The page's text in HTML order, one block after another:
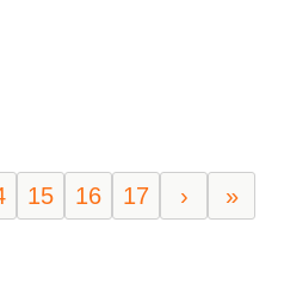
15 16 17 › »